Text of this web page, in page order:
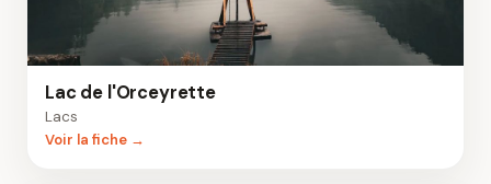
Lac de l'Orceyrette
Lacs
Voir la fiche →